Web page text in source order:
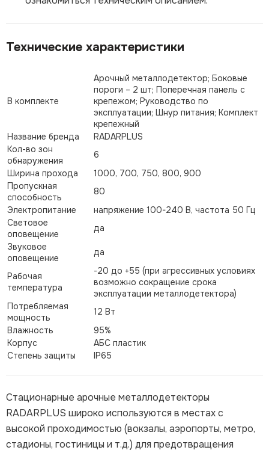
Технические характеристики
В комплекте
Арочный металлодетектор; Боковые
пороги – 2 шт; Поперечная панель с
крепежом; Руководство по
эксплуатации; Шнур питания; Комплект
крепежный
Название бренда
RADARPLUS
Кол-во зон
обнаружения
6
Ширина прохода
1000, 700, 750, 800, 900
Пропускная
способность
80
Электропитание
напряжение 100-240 В, частота 50 Гц
Световое
оповещение
да
Звуковое
оповещение
да
Рабочая
температура
-20 до +55 (при агрессивных условиях
возможно сокращение срока
эксплуатации металлодетектора)
Потребляемая
мощность
12 Вт
Влажность
95%
Корпус
АБС пластик
Степень защиты
IP65
Стационарные арочные металлодетекторы
RADARPLUS широко используются в местах с
высокой проходимостью (вокзалы, аэропорты, метро,
стадионы, гостиницы и т.д.) для предотвращения